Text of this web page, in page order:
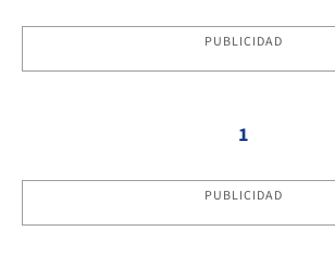
PUBLICIDAD
1
PUBLICIDAD